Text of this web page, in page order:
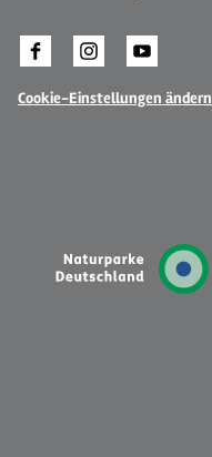
Cookie-Einstellungen ändern